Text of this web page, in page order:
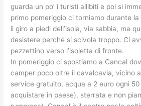
guarda un po’ i turisti allibiti e poi si
primo pomeriggio ci torniamo durante
il giro a piedi dell’isola, via sabbia, ma
desistere perché si scivola troppo. Ci
pezzettino verso l’isoletta di fronte.
In pomeriggio ci spostiamo a Cancal
camper poco oltre il cavalcavia, vicino
service gratuito, acqua a 2 euro ogni
acquistare in paese), sterrata e non